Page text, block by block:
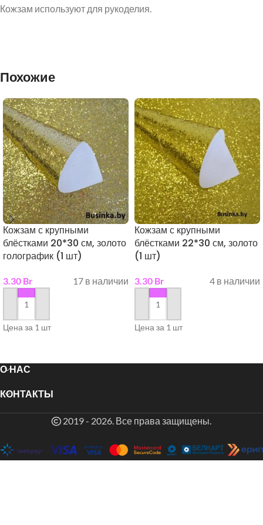
Кожзам используют для рукоделия.
Похожие
Кожзам с крупными
блёстками 20*30 см, золото
голографик (1 шт)
3.30 Br 17 в наличии
в корзину
Цена за 1 шт
Кожзам с крупными
блёстками 22*30 см, золото
(1 шт)
3.30 Br 4 в наличии
в корзину
Цена за 1 шт
О НАС
КОНТАКТЫ
2019 - 2026. Все права защищены.